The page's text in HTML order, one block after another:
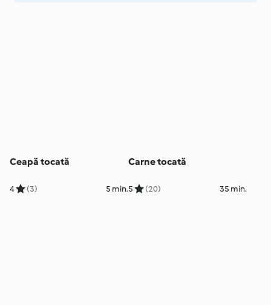
Ceapă tocată
4 (3) 5 min.
Carne tocată
5 (20) 35 min.